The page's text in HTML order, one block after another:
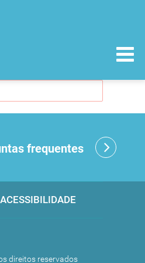
frequentes
ACESSIBILIDADE
direitos reservados